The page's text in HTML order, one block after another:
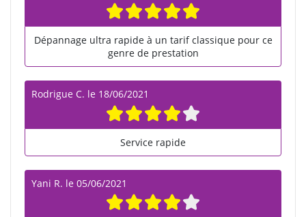
Dépannage ultra rapide à un tarif classique pour ce
genre de prestation
Rodrigue C. le 18/06/2021
Service rapide
Yani R. le 05/06/2021